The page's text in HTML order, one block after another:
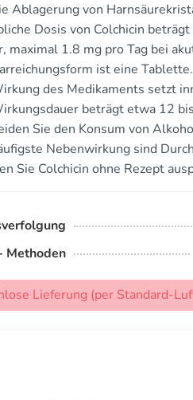
Ablagerung von
Dosis von Colchicin
maximal 1.8 mg pro Tag bei
ist eine Tablette.
des Medikaments setzt
beträgt etwa 12
Sie den Konsum von
Nebenwirkung sind
Sie Colchicin ohne Rezept
Methoden
Lieferung (per Standard-